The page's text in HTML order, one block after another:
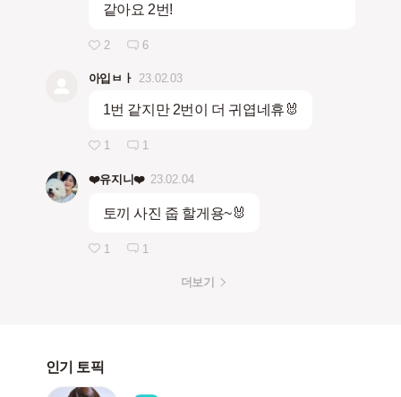
같아요 2번!
2 6
아입ㅂㅏ 23.02.03
1번 같지만 2번이 더 귀엽네휴🐰
1 1
❤️유지니❤️ 23.02.04
토끼 사진 줍 할게용~🐰
1 1
더보기
인기 토픽